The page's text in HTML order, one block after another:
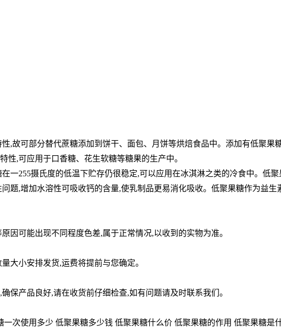
,故可部分替代蔗糖添加到饼干、面包、月饼等烘焙食品中。添加有低聚果
性,可应用于口香糖、花生软糖等糖果的生产中。
一255摄氏度的低温下贮存仍很稳定,可以应用在冰淇淋之类的冷食中。低聚
题,增加水溶性可吸收钙的含量,使乳制品更易消化吸收。低聚果糖作为益生
因可能出现不同程度色差,属于正常情况,以收到的实物为准。
大小安排发货,运费将提前与您确定。
保产品良好,请在收货前仔细检查,如有问题请及时联系我们。
次使用多少 低聚果糖多少钱 低聚果糖什么价 低聚果糖的作用 低聚果糖